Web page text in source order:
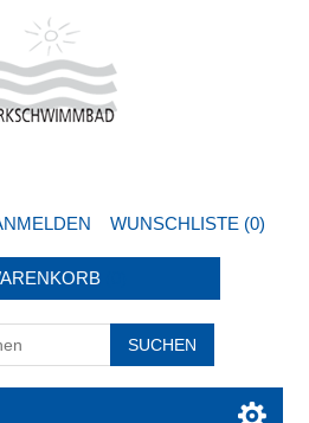
WUNSCHLISTE (0)